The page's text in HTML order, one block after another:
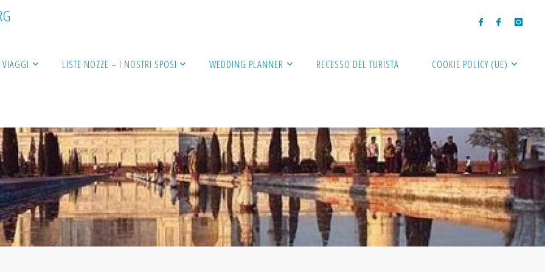
G
VIAGGI LISTE NOZZE – I NOSTRI SPOSI WEDDING PLANNER RECESSO DEL TURISTA COOKIE POLICY (UE)